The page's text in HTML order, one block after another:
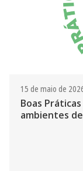
15 de maio de
Boas
ambientes